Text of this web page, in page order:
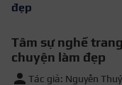
đẹp
Tâm sự nghề
chuyện làm đẹp
Tác giả: Nguyễn